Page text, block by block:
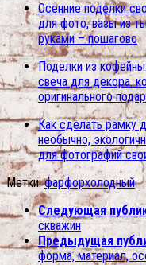
Осенние поделки
для фото, вазы из
руками – пошагово
Поделки из
свеча для декора.
оригинального
Как сделать рамку
необычно,
для фотографий
Метки: фарфорхолодный
Следующая
скважин
Предыдущая
форма, материал,